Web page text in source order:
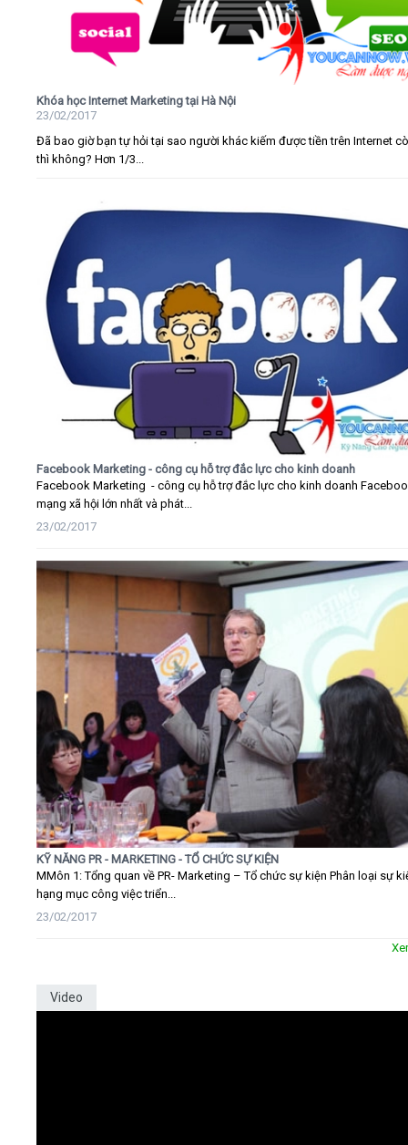
Khóa học Internet Marketing tại Hà Nội
23/02/2017
Đã bao giờ bạn tự hỏi tại sao người khác kiếm được tiền trên Internet
thì không? Hơn 1/3...
Facebook Marketing - công cụ hỗ trợ đắc lực cho kinh doanh
Facebook Marketing - công cụ hỗ trợ đắc lực cho kinh doanh
mạng xã hội lớn nhất và phát...
23/02/2017
KỸ NĂNG PR - MARKETING - TỔ CHỨC SỰ KIỆN
MMôn 1: Tổng quan về PR- Marketing – Tổ chức sự kiện Phân loại sự
hạng mục công việc triển...
23/02/2017
Video